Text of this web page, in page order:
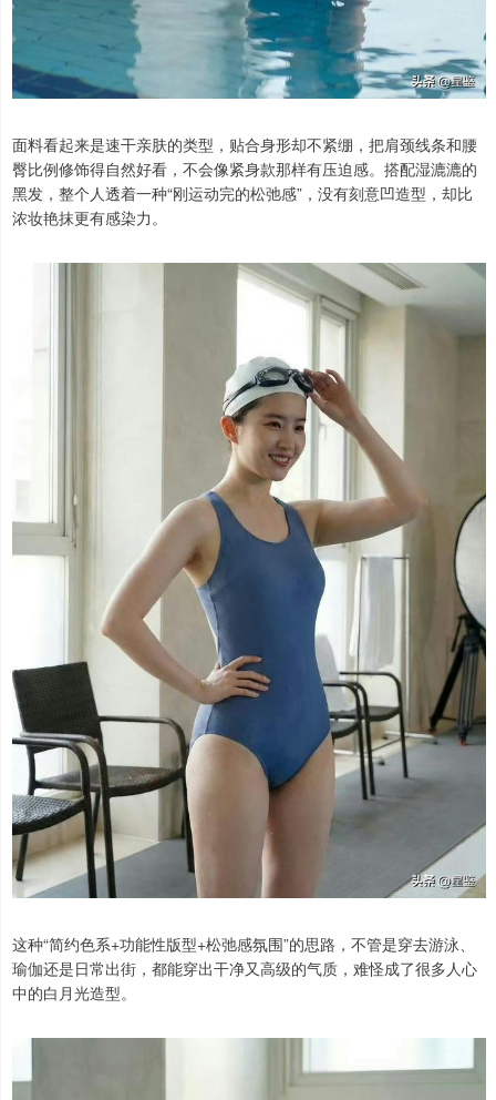
面料看起来是速干亲肤的类型，贴合身形却不紧绷，把肩颈线条和腰
臀比例修饰得自然好看，不会像紧身款那样有压迫感。搭配湿漉漉的
黑发，整个人透着一种“刚运动完的松弛感”，没有刻意凹造型，却比
浓妆艳抹更有感染力。
这种“简约色系+功能性版型+松弛感氛围”的思路，不管是穿去游泳、
瑜伽还是日常出街，都能穿出干净又高级的气质，难怪成了很多人心
中的白月光造型。